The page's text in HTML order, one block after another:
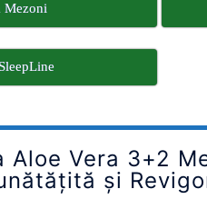
Mezoni
Aloe Vera 3+2
și